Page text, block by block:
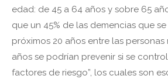
edad: de 45 a 64 años y sobre 65
que un 45% de las demencias que
próximos 20 años entre las personas
años se podrían prevenir si se
factores de riesgo”, los cuales son